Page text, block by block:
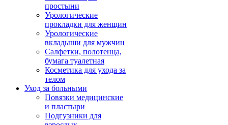
простыни
Урологические
прокладки для женщин
Урологические
вкладыши для мужчин
Салфетки, полотенца,
бумага туалетная
Косметика для ухода за
телом
Уход за больными
Повязки медицинские
и пластыри
Подгузники для